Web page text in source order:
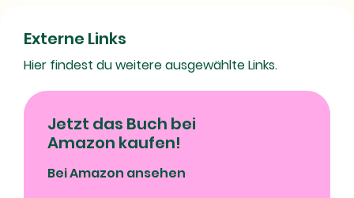
Externe Links
Hier findest du weitere ausgewählte Links.
Jetzt das Buch bei
Amazon kaufen!
Bei Amazon ansehen